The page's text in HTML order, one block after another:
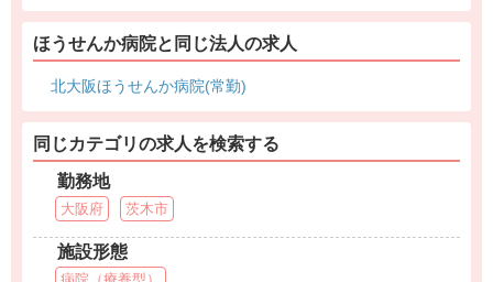
ほうせんか病院と同じ法人の求人
北大阪ほうせんか病院(常勤)
同じカテゴリの求人を検索する
勤務地
大阪府 茨木市
施設形態